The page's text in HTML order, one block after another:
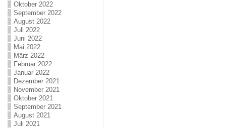
Oktober 2022
September 2022
August 2022
Juli 2022
Juni 2022
Mai 2022
März 2022
Februar 2022
Januar 2022
Dezember 2021
November 2021
Oktober 2021
September 2021
August 2021
Juli 2021